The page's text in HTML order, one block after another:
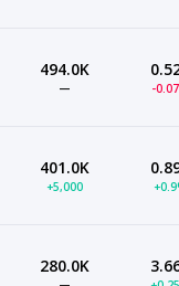
494.0K
— -
401.0K
+5,000
280.0K